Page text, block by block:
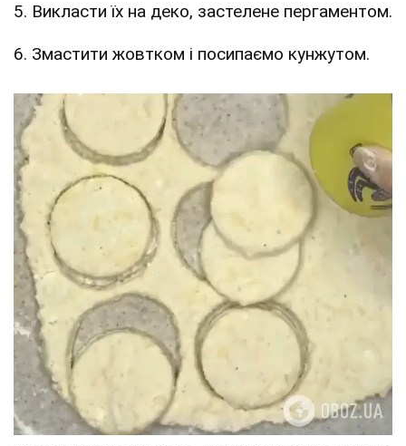
5. Викласти їх на деко, застелене пергаментом.
6. Змастити жовтком і посипаємо кунжутом.